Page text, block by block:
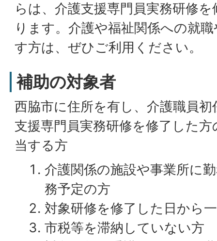
らは、介護支援専門員実務研修
ります。介護や福祉関係への就
す方は、ぜひご利用ください。
補助の対象者
西脇市に住所を有し、介護職員
支援専門員実務研修を修了した
当する方
介護関係の施設や事業所に
務予定の方
対象研修を修了した日から
市税等を滞納していない方